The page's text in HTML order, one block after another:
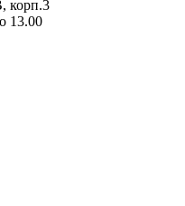
корп.3
13.00